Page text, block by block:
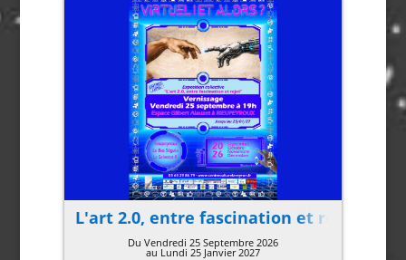
L'art 2.0, entre fascination et rejet
Du Vendredi 25 Septembre 2026
au Lundi 25 Janvier 2027